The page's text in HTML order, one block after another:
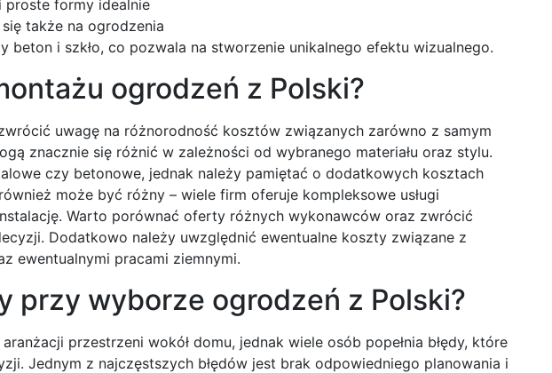
proste formy idealnie
także na ogrodzenia
beton i szkło, co pozwala na stworzenie unikalnego efektu wizualnego.
ogrodzeń z Polski?
uwagę na różnorodność kosztów związanych zarówno z samym
znacznie się różnić w zależności od wybranego materiału oraz stylu.
czy betonowe, jednak należy pamiętać o dodatkowych kosztach
może być różny – wiele firm oferuje kompleksowe usługi
Warto porównać oferty różnych wykonawców oraz zwrócić
Dodatkowo należy uwzględnić ewentualne koszty związane z
ewentualnymi pracami ziemnymi.
przy wyborze ogrodzeń z Polski?
przestrzeni wokół domu, jednak wiele osób popełnia błędy, które
Jednym z najczęstszych błędów jest brak odpowiedniego planowania i